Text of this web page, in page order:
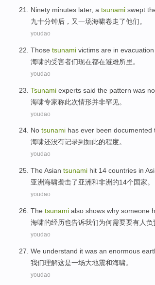
Ninety minutes later, a tsunami swept
九十分钟后 ， 又一场海啸卷走了他们。
youdao
Those tsunami victims are in evacuation
海啸的受害者们现在都在避难所里 。
youdao
Tsunami experts said the pattern was
海啸专家称此次情形并非罕见。
youdao
No tsunami has ever been documented
海啸还没有记录到如此的程度。
youdao
The Asian tsunami hit 14 countries in
亚洲海啸袭击了亚洲和非洲的14个国家。
youdao
The tsunami also shows why someone
海啸的经历也告诉我们为何需要要有人负
youdao
We understand it was an enormous
我们理解这是一场大地震和海啸。
youdao